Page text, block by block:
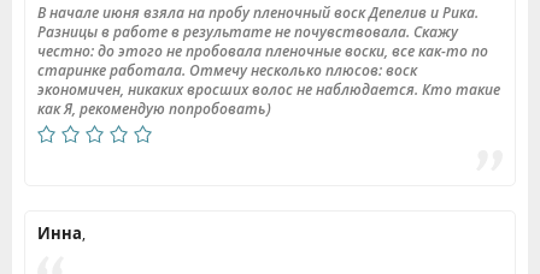
В начале июня взяла на пробу пленочный воск Депелив и Рика.
Разницы в работе в результате не почувствовала. Скажу
честно: до этого не пробовала пленочные воски, все как-то по
старинке работала. Отмечу несколько плюсов: воск
экономичен, никаких вросших волос не наблюдается. Кто такие
как Я, рекомендую попробовать)
Инна,